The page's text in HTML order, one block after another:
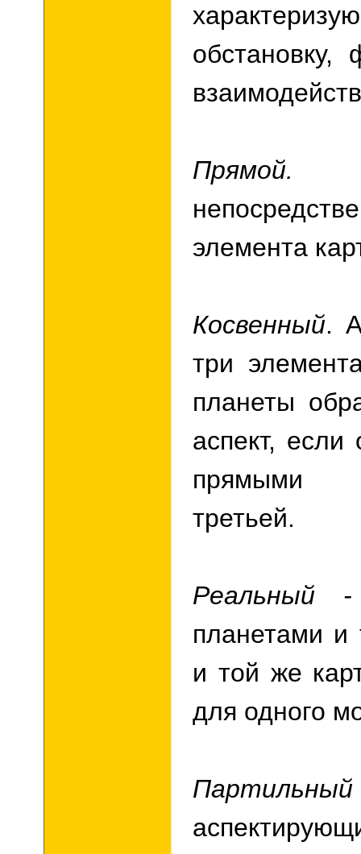
Прямой.
элемента
Косвенный.
три
планеты
аспект,
прямыми
третьей.
Реальный
планетами и
и той же
для одного
Партильный